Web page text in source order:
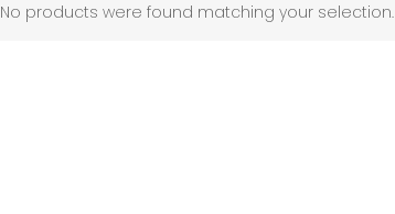
No products were found matching your selection.